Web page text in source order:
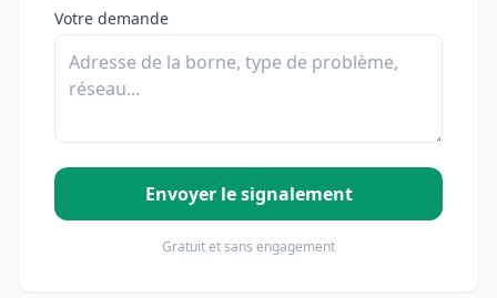
Votre demande
Envoyer le signalement
Gratuit et sans engagement